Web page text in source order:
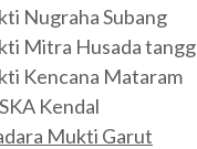
Nugraha Subang
Mitra Husada
Kencana Mataram
Kendal
Mukti Garut